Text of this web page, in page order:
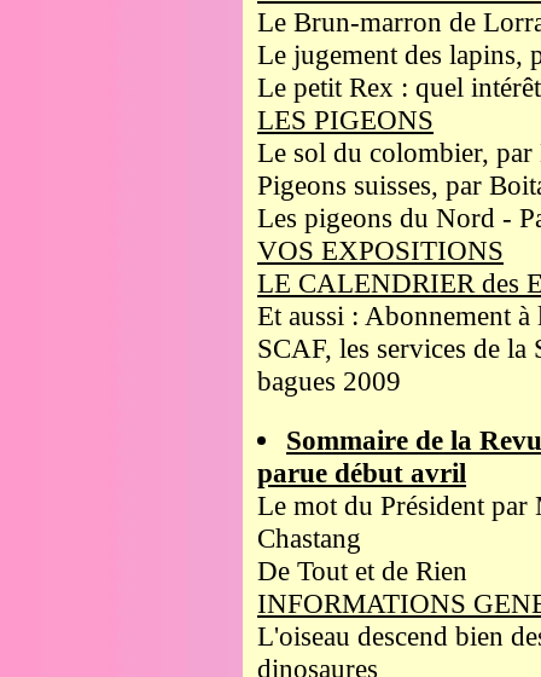
Le Brun-marron de
Le jugement des lapins,
Le petit Rex : quel
LES PIGEONS
Le sol du colombier,
Pigeons suisses, par
Les pigeons du Nord -
VOS EXPOSITIONS
LE CALENDRIER des
Et aussi : Abonnement
SCAF, les services de la
bagues 2009
Sommaire de la
parue début avril
Le mot du Président par
Chastang
De Tout et de Rien
INFORMATIONS
L'oiseau descend bien
dinosaures